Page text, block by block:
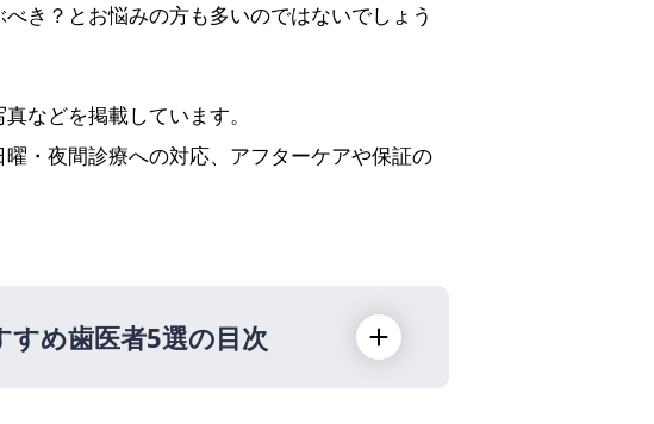
き？とお悩みの方も多いのではないでしょう
などを掲載しています。
・夜間診療への対応、アフターケアや保証の
め歯医者5選の目次